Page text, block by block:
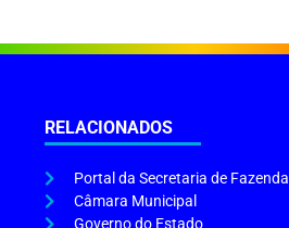
RELACIONADOS
Portal da Secretaria de Fazenda
Câmara Municipal
Governo do Estado